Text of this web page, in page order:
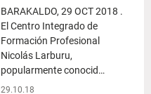
BARAKALDO, 29 OCT 2018 .
El Centro Integrado de
Formación Profesional
Nicolás Larburu,
popularmente conocid…
29.10.18